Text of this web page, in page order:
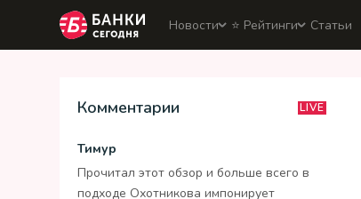
Новости ⭐️ Рейтинги Статьи
Комментарии LIVE
Тимур
Прочитал этот обзор и больше всего в
подходе Охотникова импонирует